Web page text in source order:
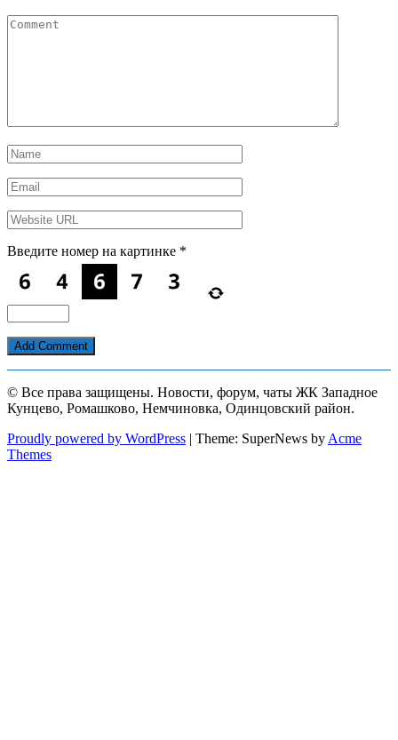
Введите номер на картинке *
© Все права защищены. Новости, форум, чаты ЖК Западное
Кунцево, Ромашково, Немчиновка, Одинцовский район.
Proudly powered by WordPress | Theme: SuperNews by Acme
Themes